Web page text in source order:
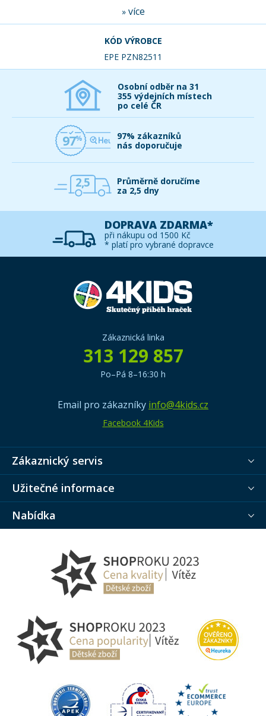
» více
KÓD VÝROBCE
EPE PZN82511
Osobní odběr na 31
355 výdejních místech
po celé ČR
97
97% zákazníků
nás doporučuje
2,5
Průměrně doručíme
za 2,5 dny
DOPRAVA ZDARMA*
při nákupu od 1500 Kč
* platí pro vybrané dopravce
Zákaznická linka
313 129 857
Po–Pá 8–16:30 h
Email pro zákazníky info@4kids.cz
Facebook 4Kids
Zákaznický servis
Užitečné informace
Nabídka